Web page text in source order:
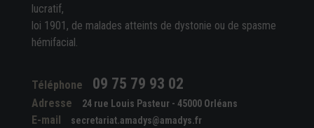
lucratif,
loi 1901, de malades atteints de dystonie ou de spasme
hémifacial.
Téléphone 09 75 79 93 02
Adresse 24 rue Louis Pasteur - 45000 Orléans
E-mail secretariat.amadys@amadys.fr